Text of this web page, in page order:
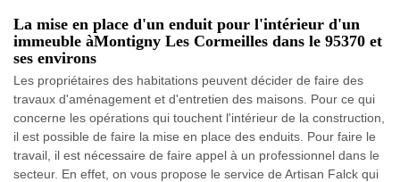
La mise en place d'un enduit pour l'intérieur d'un
immeuble àMontigny Les Cormeilles dans le 95370 et
ses environs
Les propriétaires des habitations peuvent décider de faire des
travaux d'aménagement et d'entretien des maisons. Pour ce qui
concerne les opérations qui touchent l'intérieur de la construction,
il est possible de faire la mise en place des enduits. Pour faire le
travail, il est nécessaire de faire appel à un professionnel dans le
secteur. En effet, on vous propose le service de Artisan Falck qui